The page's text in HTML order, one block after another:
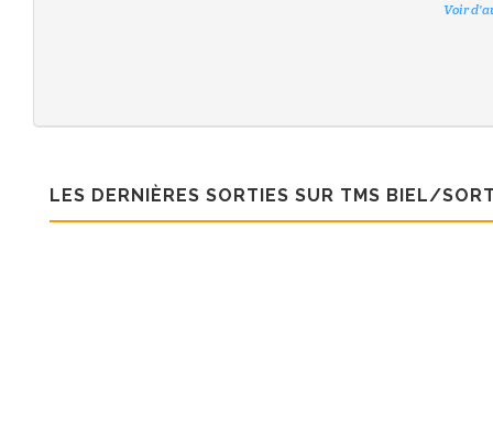
Voir
Voir
LES DERNIÈRES SORTIES SUR TMS BIEL/